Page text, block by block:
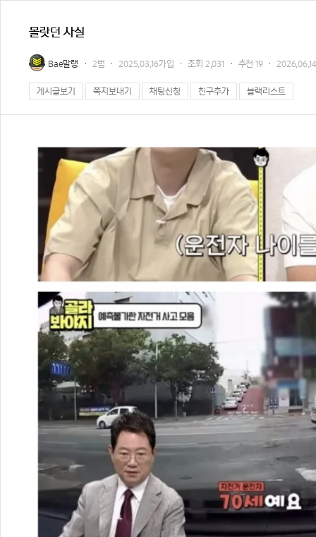
몰랏던 사실
Bae말랭 2범 2025.03.16가입 조회 2,031 추천 19
게시글보기 쪽지보내기 채팅신청 친구추가 블랙리스트